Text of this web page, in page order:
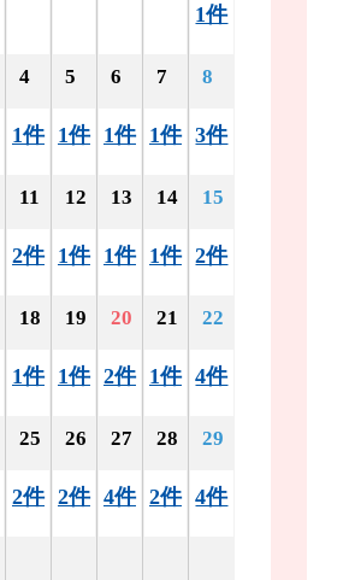
1件
4
1件
5
1件
6
1件
7
1件
8
3件
11
2件
12
1件
13
1件
14
1件
15
2件
18
1件
19
1件
20
2件
21
1件
22
4件
25
2件
26
2件
27
4件
28
2件
29
4件